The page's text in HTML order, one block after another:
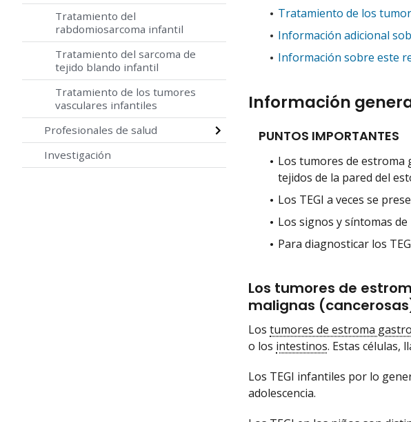
Tratamiento del
rabdomiosarcoma infantil
Tratamiento del sarcoma de
tejido blando infantil
Tratamiento de los tumores
vasculares infantiles
Profesionales de salud
Investigación
Tratamiento de los
Información adicional
Información sobre este
Información
PUNTOS IMPORTANTES
Los tumores de estroma
tejidos de la pared del
Los TEGI a veces se
Los signos y síntomas
Para diagnosticar los
Los tumores de
malignas
Los tumores de estroma
o los intestinos. Estas células,
Los TEGI infantiles por lo
adolescencia.